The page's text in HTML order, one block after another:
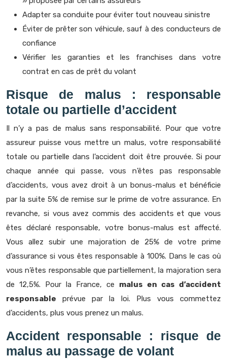
Adapter sa conduite pour éviter tout nouveau sinistre
Éviter de prêter son véhicule, sauf à des conducteurs de
confiance
Vérifier les garanties et les franchises dans votre
contrat en cas de prêt du volant
Risque de malus : responsable
totale ou partielle d’accident
Il n’y a pas de malus sans responsabilité. Pour que votre
assureur puisse vous mettre un malus, votre responsabilité
totale ou partielle dans l’accident doit être prouvée. Si pour
chaque année qui passe, vous n’êtes pas responsable
d’accidents, vous avez droit à un bonus-malus et bénéficie
par la suite 5% de remise sur le prime de votre assurance. En
revanche, si vous avez commis des accidents et que vous
êtes déclaré responsable, votre bonus-malus est affecté.
Vous allez subir une majoration de 25% de votre prime
d’assurance si vous êtes responsable à 100%. Dans le cas où
vous n’êtes responsable que partiellement, la majoration sera
de 12,5%. Pour la France, ce malus en cas d’accident
responsable prévue par la loi. Plus vous commettez
d’accidents, plus vous prenez un malus.
Accident responsable : risque de
malus au passage de volant